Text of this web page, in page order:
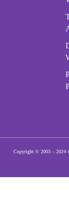
Copyright © 2003 – 2024